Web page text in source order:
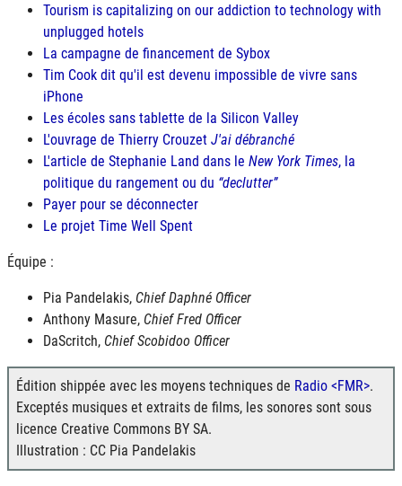
Tourism is capitalizing on our addiction to technology with
unplugged hotels
La campagne de financement de Sybox
Tim Cook dit qu'il est devenu impossible de vivre sans
iPhone
Les écoles sans tablette de la Silicon Valley
L'ouvrage de Thierry Crouzet J'ai débranché
L'article de Stephanie Land dans le New York Times, la
politique du rangement ou du declutter
Payer pour se déconnecter
Le projet Time Well Spent
Équipe :
Pia Pandelakis, Chief Daphné Officer
Anthony Masure, Chief Fred Officer
DaScritch, Chief Scobidoo Officer
Édition shippée avec les moyens techniques de Radio <FMR>.
Exceptés musiques et extraits de films, les sonores sont sous
licence Creative Commons BY SA.
Illustration : CC Pia Pandelakis